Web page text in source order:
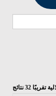
تقريبًا 32 نتائج